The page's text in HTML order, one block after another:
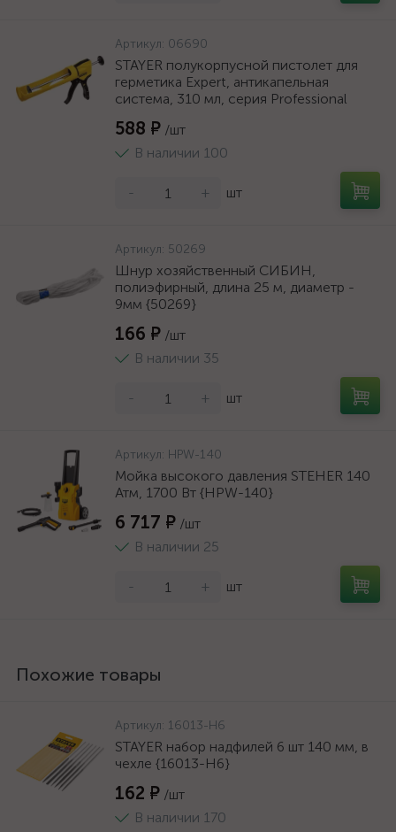
Артикул: 06690
STAYER полукорпусной пистолет для
герметика Expert, антикапельная
система, 310 мл, серия Professional
588 ₽ /шт
В наличии 100
- + шт
Артикул: 50269
Шнур хозяйственный СИБИН,
полиэфирный, длина 25 м, диаметр -
9мм {50269}
166 ₽ /шт
В наличии 35
- + шт
Артикул: HPW-140
Мойка высокого давления STEHER 140
Атм, 1700 Вт {HPW-140}
6 717 ₽ /шт
В наличии 25
- + шт
Похожие товары
Артикул: 16013-H6
STAYER набор надфилей 6 шт 140 мм, в
чехле {16013-H6}
162 ₽ /шт
В наличии 170